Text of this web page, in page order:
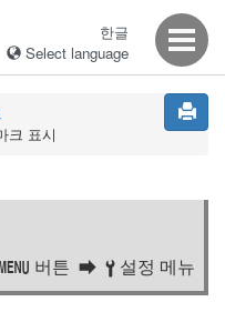
한글
Select language
크 표시
G 버튼 B 설정 메뉴